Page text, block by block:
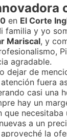
en El Corte
familia y yo
Mariscal, y
agradable.
dejar de
fuera
casi una
hay un
que
a un
la